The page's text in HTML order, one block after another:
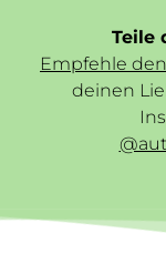
Teile
Empfehle
deinen